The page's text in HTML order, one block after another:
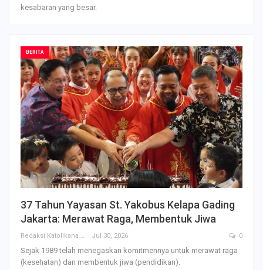
kesabaran yang besar.
BERITA
37 Tahun Yayasan St. Yakobus Kelapa Gading
Jakarta: Merawat Raga, Membentuk Jiwa
Redaksi Katolikana Jul 30, 2026 0
Sejak 1989 telah menegaskan komitmennya untuk merawat raga
(kesehatan) dan membentuk jiwa (pendidikan).